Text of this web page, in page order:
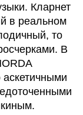
Кларнет
в реальном
то
В